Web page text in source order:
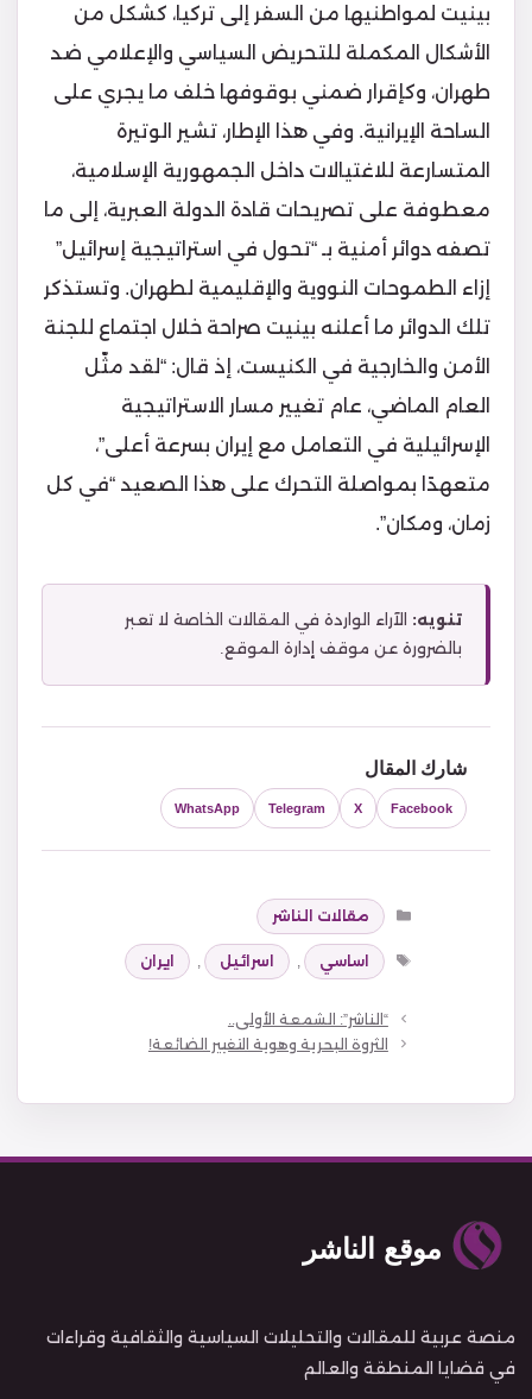
بينيت لمواطنيها من السفر إلى تركيا، كشكل من
الأشكال المكملة للتحريض السياسي والإعلامي ضد
طهران، وكإقرار ضمني بوقوفها خلف ما يجري على
الساحة الإيرانية. وفي هذا الإطار، تشير الوتيرة
المتسارعة للاغتيالات داخل الجمهورية الإسلامية،
معطوفة على تصريحات قادة الدولة العبرية، إلى ما
تصفه دوائر أمنية بـ “تحول في استراتيجية إسرائيل”
إزاء الطموحات النووية والإقليمية لطهران. وتستذكر
تلك الدوائر ما أعلنه بينيت صراحة خلال اجتماع للجنة
الأمن والخارجية في الكنيست، إذ قال: “لقد مثّل
العام الماضي، عام تغيير مسار الاستراتيجية
الإسرائيلية في التعامل مع إيران بسرعة أعلى”،
متعهدًا بمواصلة التحرك على هذا الصعيد “في كل
زمان، ومكان”.
تنويه: الآراء الواردة في المقالات الخاصة لا تعبر
بالضرورة عن موقف إدارة الموقع.
شارك المقال
Facebook
X
Telegram
WhatsApp
التصنيفات
مقالات الناشر
الوسوم
اساسي اسرائيل ايران
“الناشر”: الشمعة الأولى..
الثروة البحرية وهوية التغيير الضائعة!
موقع الناشر
منصة عربية للمقالات والتحليلات السياسية والثقافية وقراءات
في قضايا المنطقة والعالم